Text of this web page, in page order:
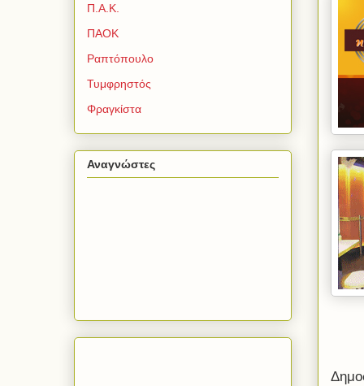
Π.Α.Κ.
ΠΑΟΚ
Ραπτόπουλο
Τυμφρηστός
Φραγκίστα
Αναγνώστες